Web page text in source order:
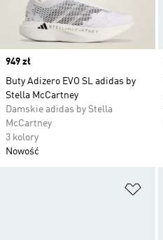
Price
949 zł
Buty Adizero EVO SL adidas by
Stella McCartney
Damskie adidas by Stella
McCartney
3 kolory
Nowość